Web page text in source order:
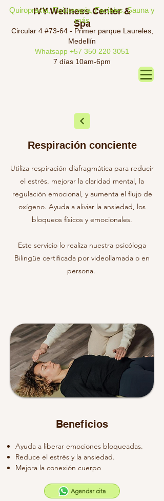
IVY Wellness Center &
Spa
Quiropraxia, Fisioterapia, Faciales, Sauna y
más
Circular 4 #73-64 - Primer parque Laureles,
Medellín
Whatsapp +57 350 220 3051
7 días 10am-6pm
Respiración conciente
Utiliza respiración diafragmática para reducir
el estrés. mejorar la claridad mental, la
regulación emocional, y aumenta el flujo de
oxígeno. Ayuda a aliviar la ansiedad, los
bloqueos físicos y emocionales.
Este servicio lo realiza nuestra psicóloga
Bilingüe certificada por videollamada o en
persona.
Beneficios
Ayuda a liberar emociones bloqueadas.
Reduce el estrés y la ansiedad.
Mejora la conexión cuerpo
Agendar cita